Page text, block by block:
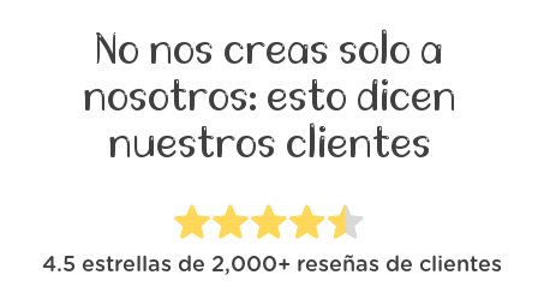
No nos creas solo a
nosotros: esto dicen
nuestros clientes
4.5 estrellas de 2,000+ reseñas de clientes